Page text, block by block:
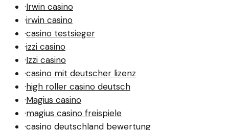
·Irwin casino
·irwin casino
·casino testsieger
·izzi casino
·Izzi casino
·casino mit deutscher lizenz
·high roller casino deutsch
·Magius casino
·magius casino freispiele
·casino deutschland bewertung